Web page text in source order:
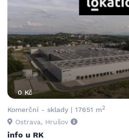
0 Kč
Komerční - sklady | 17651 m2
Ostrava, Hrušov
info u RK